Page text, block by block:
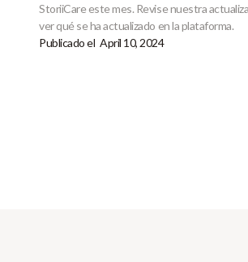
StoriiCare este mes. Revise nuestra
ver qué se ha actualizado en la plataforma.
Publicado el April 10, 2024